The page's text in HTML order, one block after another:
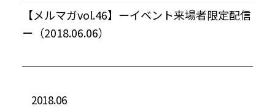
【メルマガvol.46】ーイベント来場者限定配信
ー（2018.06.06）
2018.06